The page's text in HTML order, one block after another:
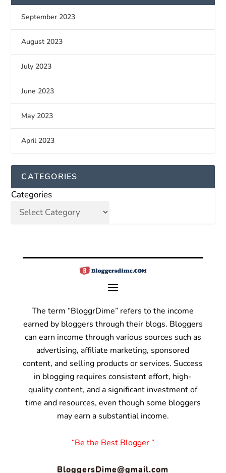
September 2023
August 2023
July 2023
June 2023
May 2023
April 2023
CATEGORIES
Categories
The term “BloggrDime” refers to the income
earned by bloggers through their blogs. Bloggers
can earn income through various sources such as
advertising, affiliate marketing, sponsored
content, and selling products or services. Success
in blogging requires consistent effort, high-
quality content, and a significant investment of
time and resources, even though some bloggers
may earn a substantial income.
“Be the Best Blogger “
BloggersDime@gmail.com